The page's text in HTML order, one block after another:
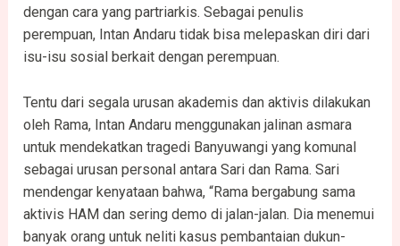
dengan cara yang partriarkis. Sebagai penulis
perempuan, Intan Andaru tidak bisa melepaskan diri dari
isu-isu sosial berkait dengan perempuan.
Tentu dari segala urusan akademis dan aktivis dilakukan
oleh Rama, Intan Andaru menggunakan jalinan asmara
untuk mendekatkan tragedi Banyuwangi yang komunal
sebagai urusan personal antara Sari dan Rama. Sari
mendengar kenyataan bahwa, “Rama bergabung sama
aktivis HAM dan sering demo di jalan-jalan. Dia menemui
banyak orang untuk neliti kasus pembantaian dukun-